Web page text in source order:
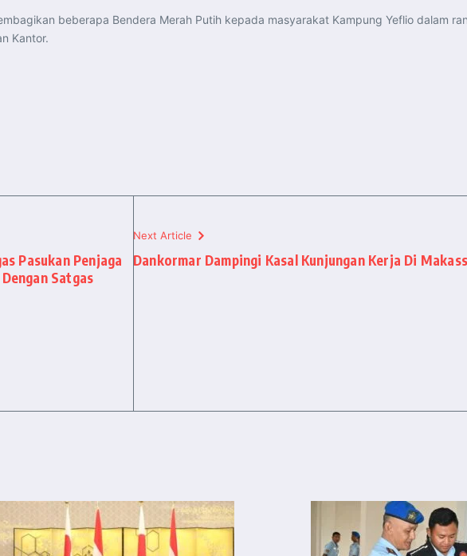
beberapa Bendera Merah Putih kepada masyarakat Kampung Yeflio dalam
Kantor.
Pasukan Penjaga
Satgas
Next Article
Dankormar Dampingi Kasal Kunjungan Kerja Di